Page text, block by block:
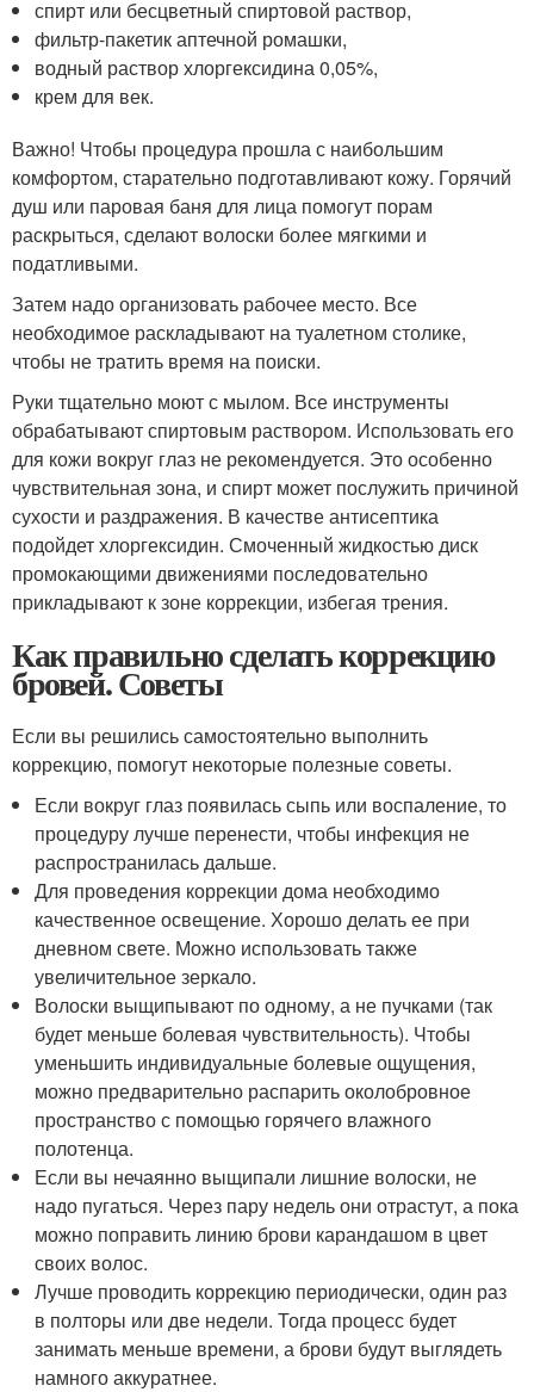
спирт или бесцветный спиртовой раствор,
фильтр-пакетик аптечной ромашки,
водный раствор хлоргексидина 0,05%,
крем для век.
Важно! Чтобы процедура прошла с наибольшим
комфортом, старательно подготавливают кожу. Горячий
душ или паровая баня для лица помогут порам
раскрыться, сделают волоски более мягкими и
податливыми.
Затем надо организовать рабочее место. Все
необходимое раскладывают на туалетном столике,
чтобы не тратить время на поиски.
Руки тщательно моют с мылом. Все инструменты
обрабатывают спиртовым раствором. Использовать его
для кожи вокруг глаз не рекомендуется. Это особенно
чувствительная зона, и спирт может послужить причиной
сухости и раздражения. В качестве антисептика
подойдет хлоргексидин. Смоченный жидкостью диск
промокающими движениями последовательно
прикладывают к зоне коррекции, избегая трения.
Как правильно сделать коррекцию
бровей. Советы
Если вы решились самостоятельно выполнить
коррекцию, помогут некоторые полезные советы.
Если вокруг глаз появилась сыпь или воспаление, то
процедуру лучше перенести, чтобы инфекция не
распространилась дальше.
Для проведения коррекции дома необходимо
качественное освещение. Хорошо делать ее при
дневном свете. Можно использовать также
увеличительное зеркало.
Волоски выщипывают по одному, а не пучками (так
будет меньше болевая чувствительность). Чтобы
уменьшить индивидуальные болевые ощущения,
можно предварительно распарить околобровное
пространство с помощью горячего влажного
полотенца.
Если вы нечаянно выщипали лишние волоски, не
надо пугаться. Через пару недель они отрастут, а пока
можно поправить линию брови карандашом в цвет
своих волос.
Лучше проводить коррекцию периодически, один раз
в полторы или две недели. Тогда процесс будет
занимать меньше времени, а брови будут выглядеть
намного аккуратнее.